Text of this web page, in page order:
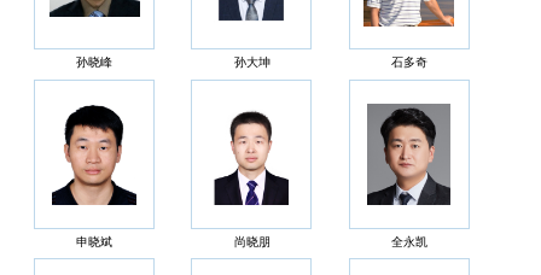
孙晓峰 孙大坤 石多奇
申晓斌 尚晓朋 全永凯